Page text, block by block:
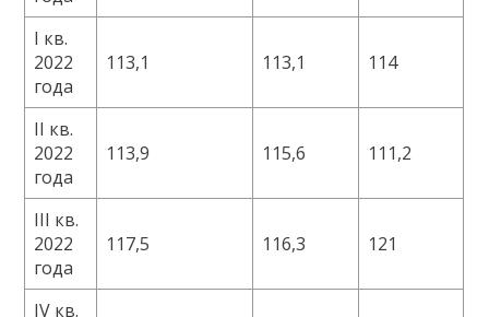
I кв.
2022
года
113,1 113,1 114
II кв.
2022
года
113,9 115,6 111,2
III кв.
2022
года
117,5 116,3 121
IV кв.